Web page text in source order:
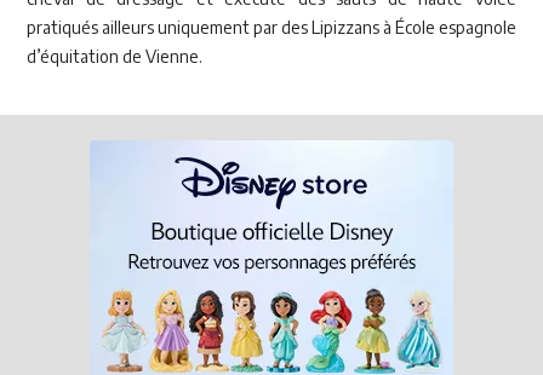
pratiqués ailleurs uniquement par des Lipizzans à École espagnole
d’équitation de Vienne.